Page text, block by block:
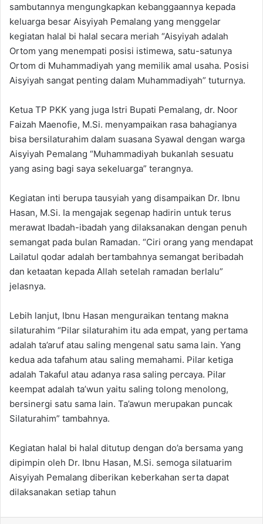
sambutannya mengungkapkan kebanggaannya kepada
keluarga besar Aisyiyah Pemalang yang menggelar
kegiatan halal bi halal secara meriah “Aisyiyah adalah
Ortom yang menempati posisi istimewa, satu-satunya
Ortom di Muhammadiyah yang memilik amal usaha. Posisi
Aisyiyah sangat penting dalam Muhammadiyah” tuturnya.
Ketua TP PKK yang juga Istri Bupati Pemalang, dr. Noor
Faizah Maenofie, M.Si. menyampaikan rasa bahagianya
bisa bersilaturahim dalam suasana Syawal dengan warga
Aisyiyah Pemalang “Muhammadiyah bukanlah sesuatu
yang asing bagi saya sekeluarga” terangnya.
Kegiatan inti berupa tausyiah yang disampaikan Dr. Ibnu
Hasan, M.Si. Ia mengajak segenap hadirin untuk terus
merawat Ibadah-ibadah yang dilaksanakan dengan penuh
semangat pada bulan Ramadan. “Ciri orang yang mendapat
Lailatul qodar adalah bertambahnya semangat beribadah
dan ketaatan kepada Allah setelah ramadan berlalu”
jelasnya.
Lebih lanjut, Ibnu Hasan menguraikan tentang makna
silaturahim “Pilar silaturahim itu ada empat, yang pertama
adalah ta’aruf atau saling mengenal satu sama lain. Yang
kedua ada tafahum atau saling memahami. Pilar ketiga
adalah Takaful atau adanya rasa saling percaya. Pilar
keempat adalah ta’wun yaitu saling tolong menolong,
bersinergi satu sama lain. Ta’awun merupakan puncak
Silaturahim” tambahnya.
Kegiatan halal bi halal ditutup dengan do’a bersama yang
dipimpin oleh Dr. Ibnu Hasan, M.Si. semoga silatuarim
Aisyiyah Pemalang diberikan keberkahan serta dapat
dilaksanakan setiap tahun